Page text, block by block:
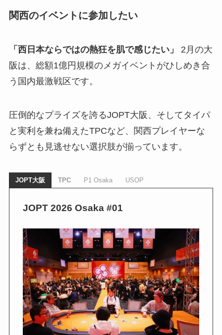
関西のイベントに参加したい
「西日本ならではの熱狂を肌で感じたい」
2月の大
阪は、総額1億円規模のメガイベントがひしめき合
う国内最激戦区です。
圧倒的なプライズを誇るJOPT大阪、そしてタイパ
と実利を兼ね備えたTPCなど、関西プレイヤーな
らずとも見逃せない選択肢が揃っています。
JOPT大阪 TPC P1 Osaka USOP
JOPT 2026 Osaka #01